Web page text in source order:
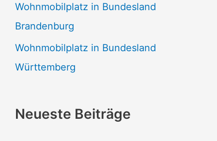
Wohnmobilplatz in Bundesland
Brandenburg
Wohnmobilplatz in Bundesland
Württemberg
Neueste Beiträge